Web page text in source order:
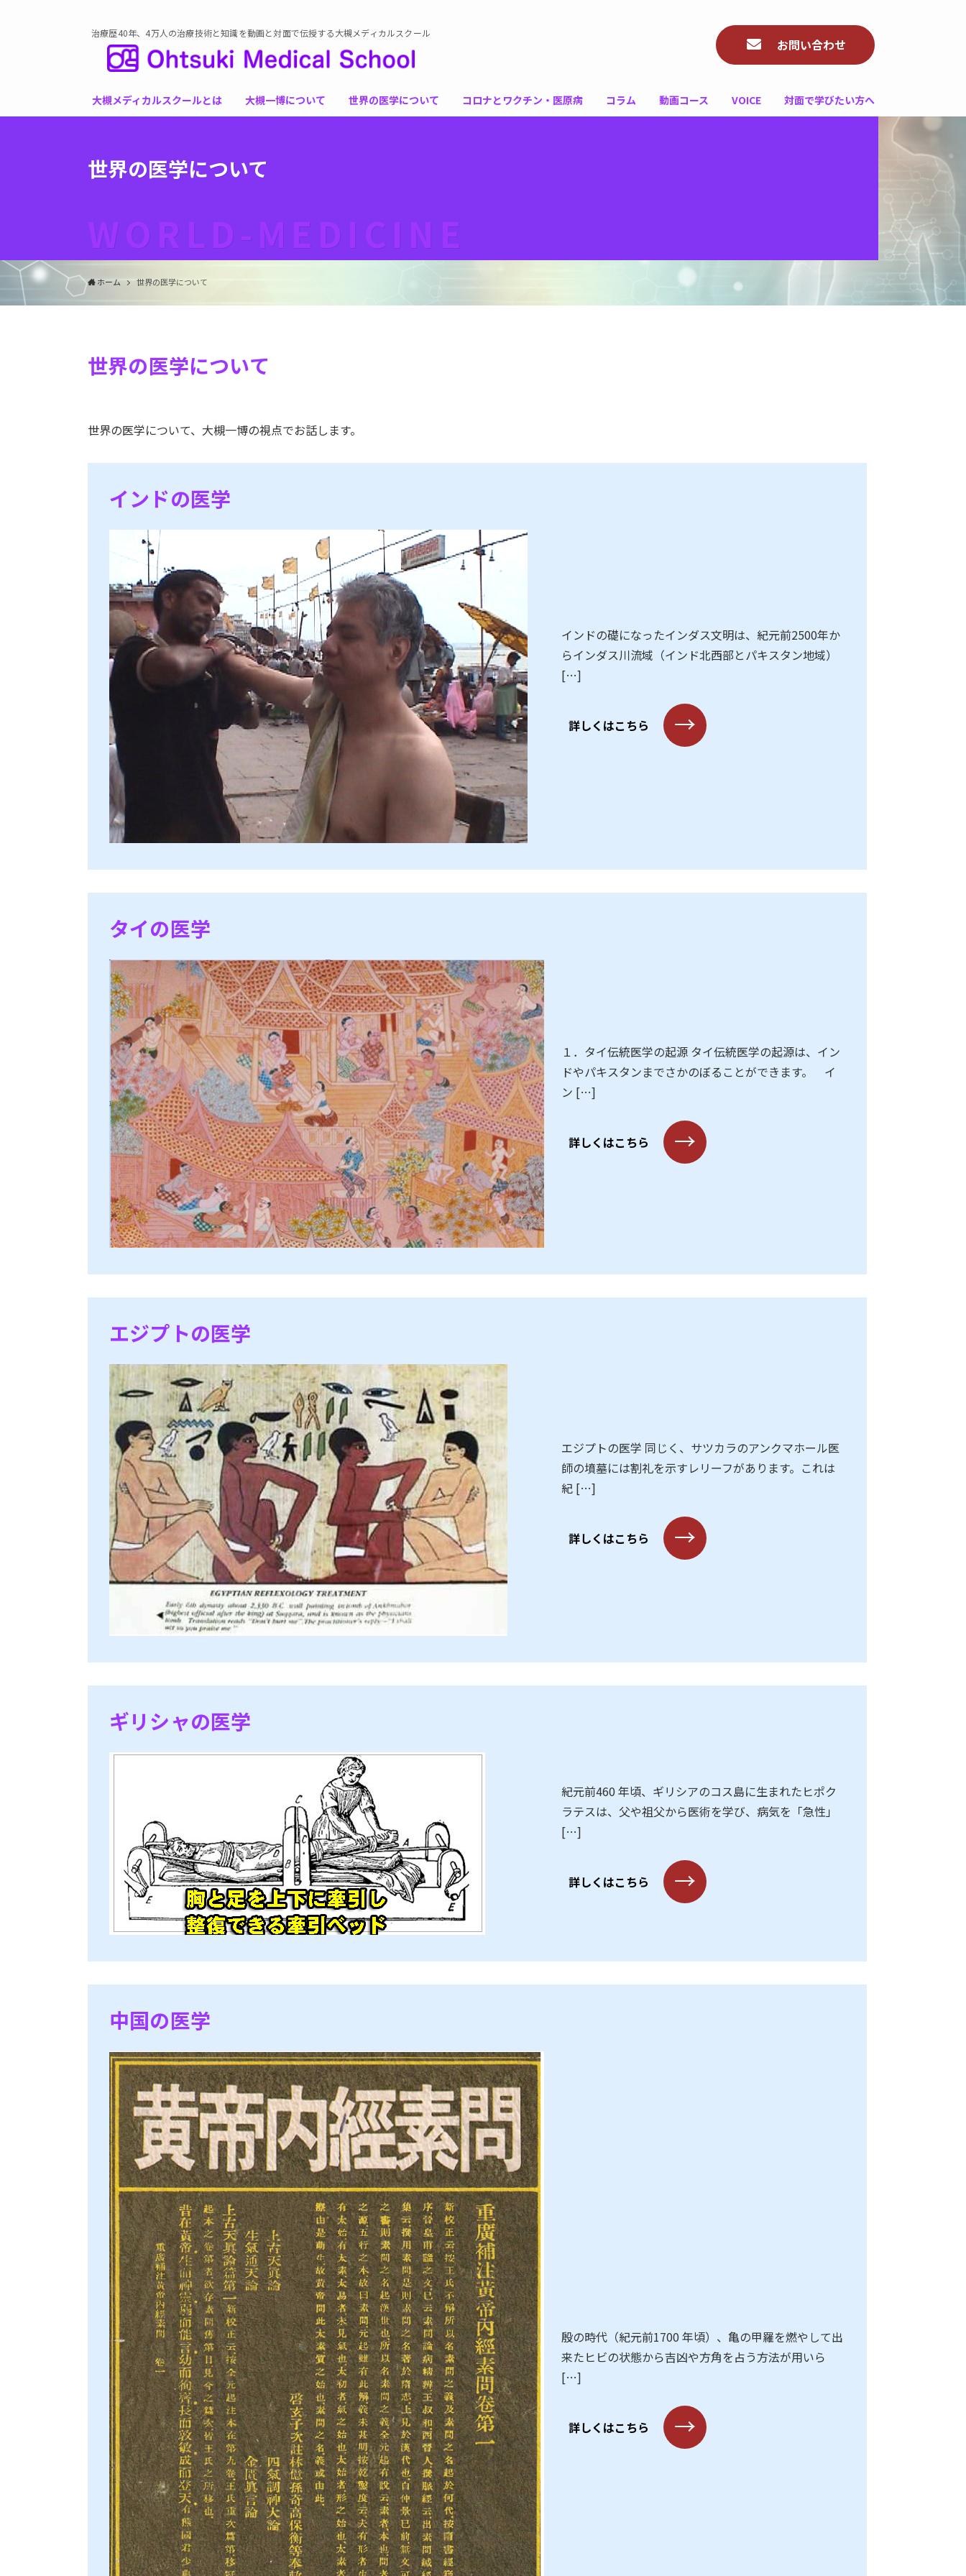
治療歴40年、4万人の治療技術と知識を動画と対面で伝授する大槻メディカルスクール
お問い合わせ
大槻メディカルスクールとは 大槻一博について 世界の医学について コロナとワクチン・医原病 コラム 動画コース VOICE 対面で学びたい方へ
世界の医学について
WORLD-MEDICINE
ホーム 世界の医学について
世界の医学について
世界の医学について、大槻一博の視点でお話します。
インドの医学
インドの礎になったインダス文明は、紀元前2500年か
らインダス川流域（インド北西部とパキスタン地域）
[…]
詳しくはこちら →
タイの医学
１．タイ伝統医学の起源 タイ伝統医学の起源は、イン
ドやパキスタンまでさかのぼることができます。 イ
ン […]
詳しくはこちら →
エジプトの医学
エジプトの医学 同じく、サツカラのアンクマホール医
師の墳墓には割礼を示すレリーフがあります。これは
紀 […]
詳しくはこちら →
ギリシャの医学
紀元前460 年頃、ギリシアのコス島に生まれたヒポク
ラテスは、父や祖父から医術を学び、病気を「急性」
[…]
詳しくはこちら →
中国の医学
殷の時代（紀元前1700 年頃）、亀の甲羅を燃やして出
来たヒビの状態から吉凶や方角を占う方法が用いら
[…]
詳しくはこちら →